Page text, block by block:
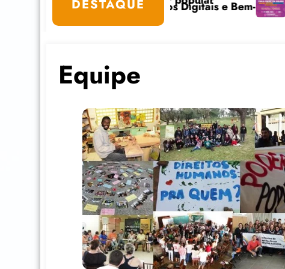
DESTAQUE
em Cuidados Digitais e Bem-Estar na Internet está
Equipe